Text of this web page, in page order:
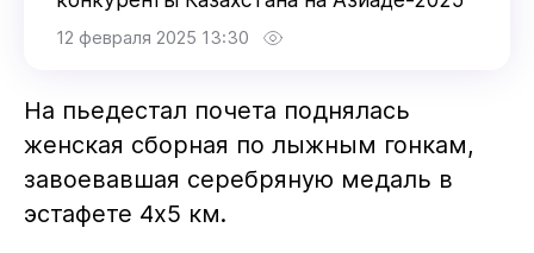
12 февраля 2025 13:30
На пьедестал почета поднялась
женская сборная по лыжным гонкам,
завоевавшая серебряную медаль в
эстафете 4x5 км.